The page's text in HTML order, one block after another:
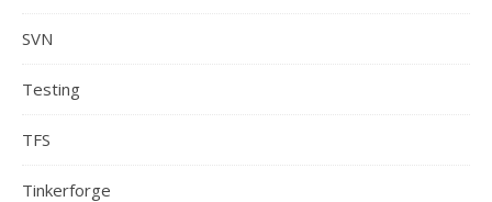
SVN
Testing
TFS
Tinkerforge